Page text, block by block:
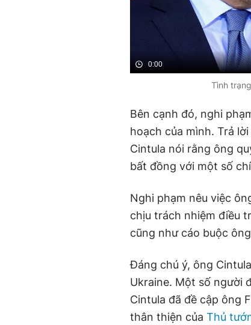
0:00
Tình
Bên cạnh đó, nghi
hoạch của mình. Trả
Cintula nói rằng ông
bất đồng với một số
Nghi phạm nêu việc
chịu trách nhiệm điều
cũng như cáo buộc
Đáng chú ý, ông
Ukraine. Một số người
Cintula đã đề cập ông
thân thiện của Thủ